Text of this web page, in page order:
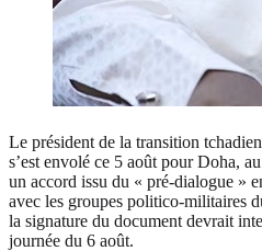
Le président de la transition
s’est envolé ce 5 août pour Doha,
un accord issu du « pré-dialogue »
avec les groupes politico-militaires
la signature du document devrait
journée du 6 août.